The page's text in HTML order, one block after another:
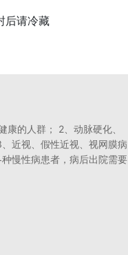
后请冷藏
康的人群； 2、动脉硬化、
近视、假性近视、视网膜病
慢性病患者，病后出院需要